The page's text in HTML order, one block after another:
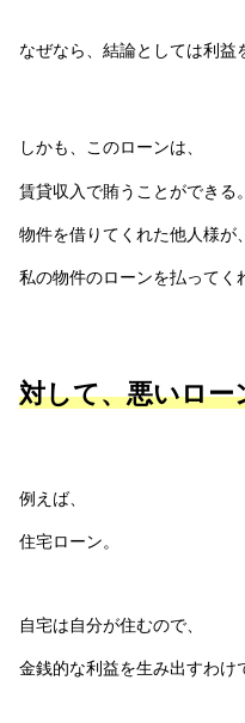
なぜなら、結論としては利益
しかも、このローンは、
賃貸収入で賄うことができる。
物件を借りてくれた他人様が、
私の物件のローンを払ってく
対して、悪いロー
例えば、
住宅ローン。
自宅は自分が住むので、
金銭的な利益を生み出すわけ